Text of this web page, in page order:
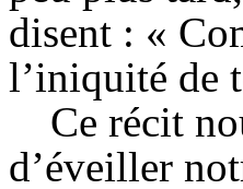
disent : «
l’iniquité de
Ce récit
d’éveiller